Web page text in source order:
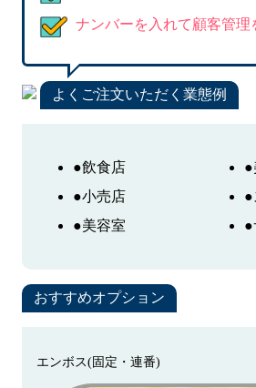
ナンバーを入れて顧客管理
よくご注文いただく業態例
●飲食店
●小売店
●美容室
●
●
●
おすすめオプション
エンボス(固定・連番)